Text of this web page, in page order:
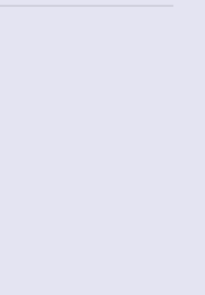
喫茶訪問日記